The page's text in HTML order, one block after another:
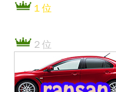
１位
２位